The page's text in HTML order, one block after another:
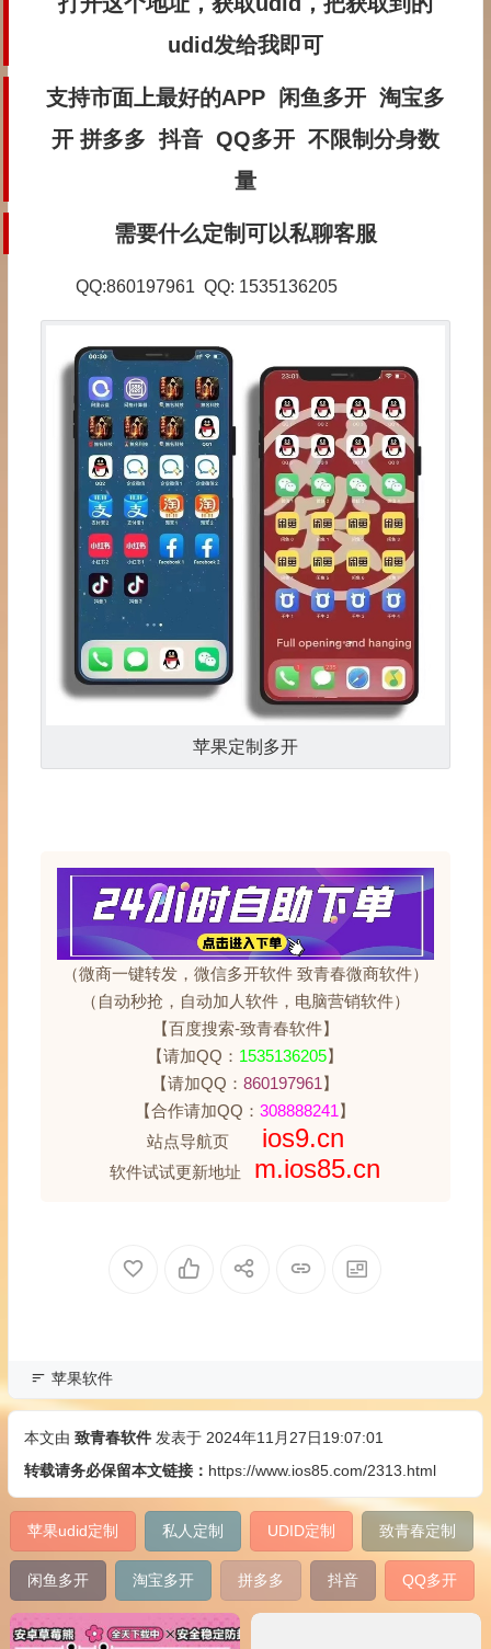
udid发给我即可
支持市面上最好的APP 闲鱼多开 淘宝多
开 拼多多 抖音 QQ多开 不限制分身数
量
需要什么定制可以私聊客服
QQ:860197961 QQ: 1535136205
苹果定制多开
（微商一键转发，微信多开软件 致青春微商软件）
（自动秒抢，自动加人软件，电脑营销软件）
【百度搜索-致青春软件】
【请加QQ： 1535136205】
【请加QQ：860197961】
【合作请加QQ：308888241】
站点导航页
ios9.cn
软件试试更新地址 m.ios85.cn
苹果软件
本文由 致青春软件发表于 2024年11月27日19:07:01
转载请务必保留本文链接： https://www.ios85.com/2313.html
苹果udid定制 私人定制 UDID定制 致青春定制
闲鱼多开 淘宝多开 拼多多 抖音 QQ多开